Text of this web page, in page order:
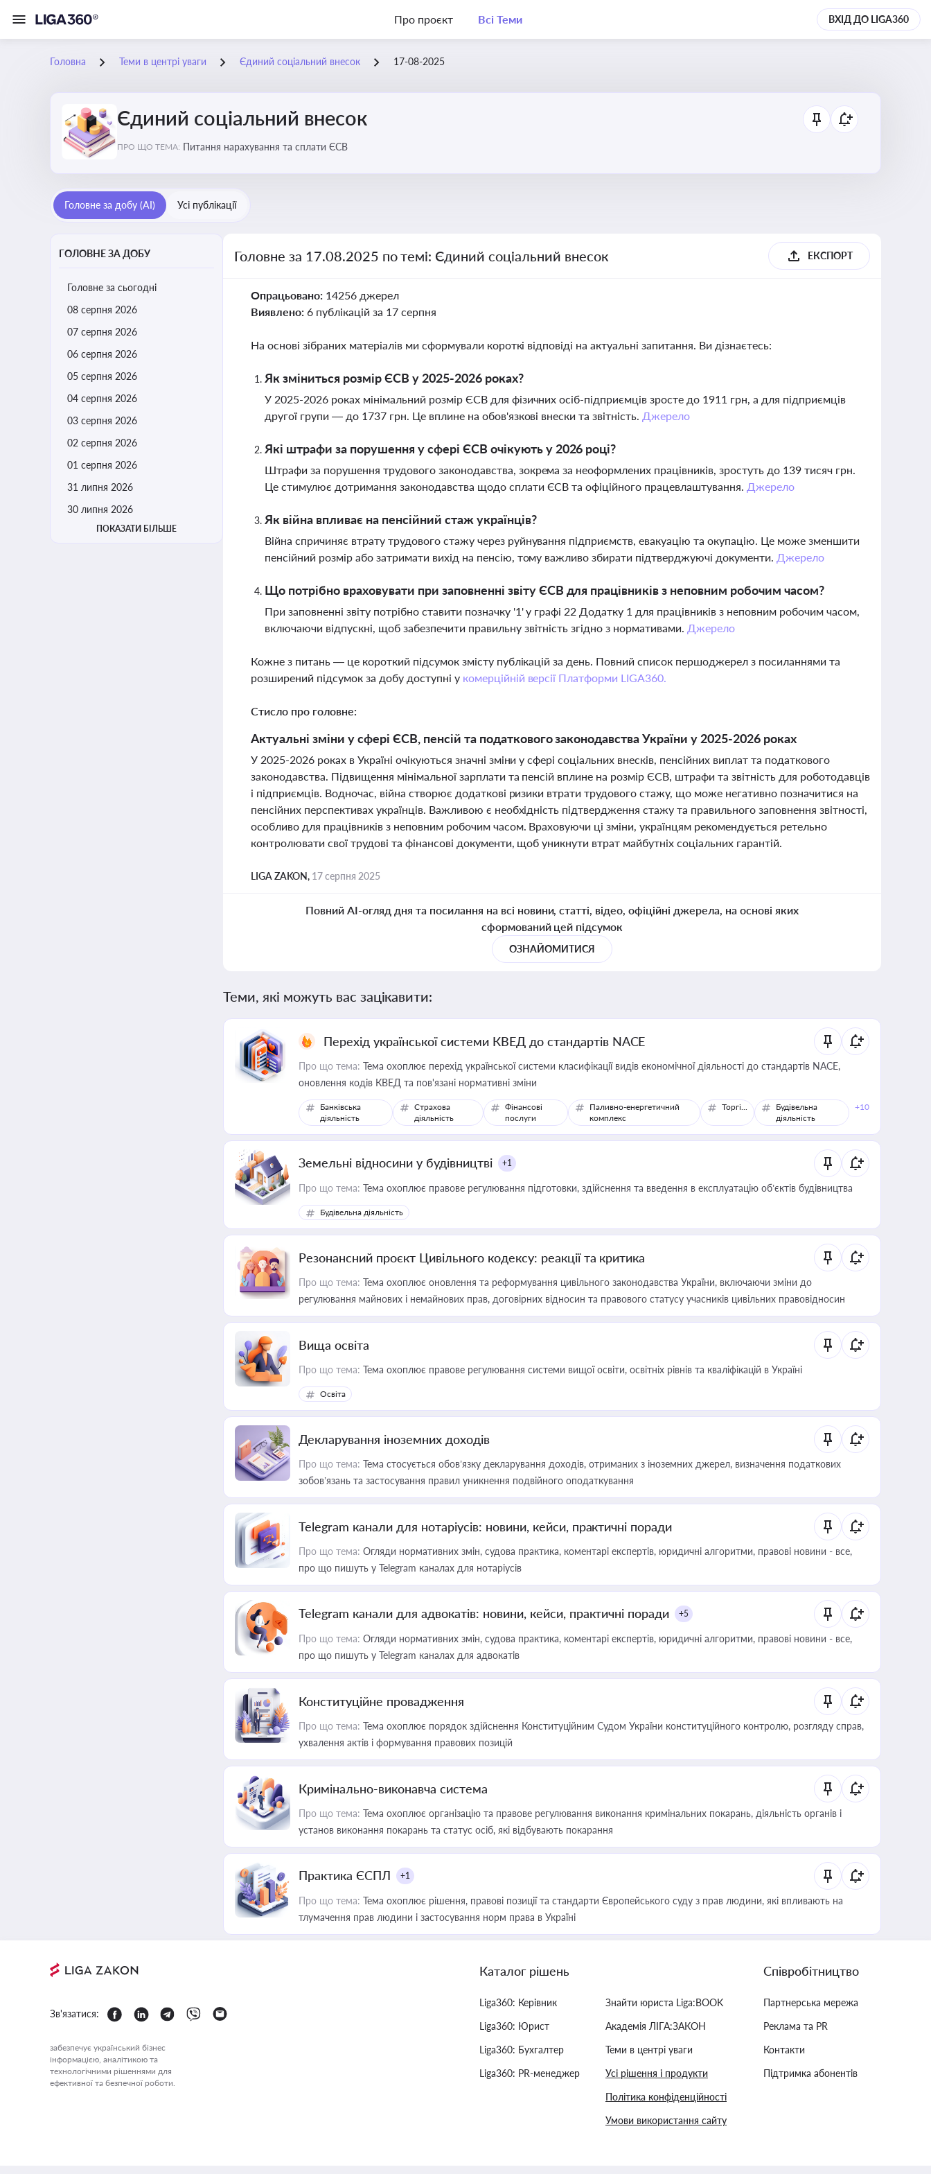
Про проєкт Всі Теми ВХІД ДО LIGA360
Головна Теми в центрі уваги Єдиний соціальний внесок 17-08-2025
Єдиний соціальний внесок
ПРО ЩО ТЕМА: Питання нарахування та сплати ЄСВ
Головне за добу (AI) Усі публікації
ГОЛОВНЕ ЗА ДОБУ
Головне за сьогодні
08 серпня 2026
07 серпня 2026
06 серпня 2026
05 серпня 2026
04 серпня 2026
03 серпня 2026
02 серпня 2026
01 серпня 2026
31 липня 2026
30 липня 2026
ПОКАЗАТИ БІЛЬШЕ
Головне за 17.08.2025 по темі: Єдиний соціальний внесок ЕКСПОРТ
Опрацьовано: 14256 джерел
Виявлено: 6 публікацій за 17 серпня
На основі зібраних матеріалів ми сформували короткі відповіді на актуальні запитання. Ви дізнаєтесь:
Як зміниться розмір ЄСВ у 2025-2026 роках?
У 2025-2026 роках мінімальний розмір ЄСВ для фізичних осіб-підприємців зросте до 1911 грн, а для підприємців
другої групи — до 1737 грн. Це вплине на обов'язкові внески та звітність. Джерело
Які штрафи за порушення у сфері ЄСВ очікують у 2026 році?
Штрафи за порушення трудового законодавства, зокрема за неоформлених працівників, зростуть до 139 тисяч грн.
Це стимулює дотримання законодавства щодо сплати ЄСВ та офіційного працевлаштування. Джерело
Як війна впливає на пенсійний стаж українців?
Війна спричиняє втрату трудового стажу через руйнування підприємств, евакуацію та окупацію. Це може зменшити
пенсійний розмір або затримати вихід на пенсію, тому важливо збирати підтверджуючі документи. Джерело
Що потрібно враховувати при заповненні звіту ЄСВ для працівників з неповним робочим часом?
При заповненні звіту потрібно ставити позначку '1' у графі 22 Додатку 1 для працівників з неповним робочим часом,
включаючи відпускні, щоб забезпечити правильну звітність згідно з нормативами. Джерело
Кожне з питань — це короткий підсумок змісту публікацій за день. Повний список першоджерел з посиланнями та
розширений підсумок за добу доступні у комерційній версії Платформи LIGA360.
Стисло про головне:
Актуальні зміни у сфері ЄСВ, пенсій та податкового законодавства України у 2025-2026 роках
У 2025-2026 роках в Україні очікуються значні зміни у сфері соціальних внесків, пенсійних виплат та податкового
законодавства. Підвищення мінімальної зарплати та пенсій вплине на розмір ЄСВ, штрафи та звітність для роботодавців
і підприємців. Водночас, війна створює додаткові ризики втрати трудового стажу, що може негативно позначитися на
пенсійних перспективах українців. Важливою є необхідність підтвердження стажу та правильного заповнення звітності,
особливо для працівників з неповним робочим часом. Враховуючи ці зміни, українцям рекомендується ретельно
контролювати свої трудові та фінансові документи, щоб уникнути втрат майбутніх соціальних гарантій.
LIGA ZAKON, 17 серпня 2025
Повний AI-огляд дня та посилання на всі новини, статті, відео, офіційні джерела, на основі яких
сформований цей підсумок
ОЗНАЙОМИТИСЯ
Теми, які можуть вас зацікавити:
Перехід української системи КВЕД до стандартів NACE
Про що тема: Тема охоплює перехід української системи класифікації видів економічної діяльності до стандартів NACE,
оновлення кодів КВЕД та пов'язані нормативні зміни
Банківська
діяльність
Страхова
діяльність
Фінансові
послуги
Паливно-енергетичний
комплекс
Торгівля
Будівельна
діяльність
+10
Земельні відносини у будівництві +1
Про що тема: Тема охоплює правове регулювання підготовки, здійснення та введення в експлуатацію об’єктів будівництва
Будівельна діяльність
Резонансний проєкт Цивільного кодексу: реакції та критика
Про що тема: Тема охоплює оновлення та реформування цивільного законодавства України, включаючи зміни до
регулювання майнових і немайнових прав, договірних відносин та правового статусу учасників цивільних правовідносин
Вища освіта
Про що тема: Тема охоплює правове регулювання системи вищої освіти, освітніх рівнів та кваліфікацій в Україні
Освіта
Декларування іноземних доходів
Про що тема: Тема стосується обов’язку декларування доходів, отриманих з іноземних джерел, визначення податкових
зобов’язань та застосування правил уникнення подвійного оподаткування
Telegram канали для нотаріусів: новини, кейси, практичні поради
Про що тема: Огляди нормативних змін, судова практика, коментарі експертів, юридичні алгоритми, правові новини - все,
про що пишуть у Telegram каналах для нотаріусів
Telegram канали для адвокатів: новини, кейси, практичні поради +5
Про що тема: Огляди нормативних змін, судова практика, коментарі експертів, юридичні алгоритми, правові новини - все,
про що пишуть у Telegram каналах для адвокатів
Конституційне провадження
Про що тема: Тема охоплює порядок здійснення Конституційним Судом України конституційного контролю, розгляду справ,
ухвалення актів і формування правових позицій
Кримінально-виконавча система
Про що тема: Тема охоплює організацію та правове регулювання виконання кримінальних покарань, діяльність органів і
установ виконання покарань та статус осіб, які відбувають покарання
Практика ЄСПЛ +1
Про що тема: Тема охоплює рішення, правові позиції та стандарти Європейського суду з прав людини, які впливають на
тлумачення прав людини і застосування норм права в Україні
Зв'язатися:
забезпечує український бізнес
інформацією, аналітикою та
технологічними рішеннями для
ефективної та безпечної роботи.
Каталог рішень
Liga360: Керівник
Liga360: Юрист
Liga360: Бухгалтер
Liga360: PR-менеджер
Знайти юриста Liga:BOOK
Академія ЛІГА:ЗАКОН
Теми в центрі уваги
Усі рішення і продукти
Політика конфіденційності
Умови використання сайту
Співробітництво
Партнерська мережа
Реклама та PR
Контакти
Підтримка абонентів